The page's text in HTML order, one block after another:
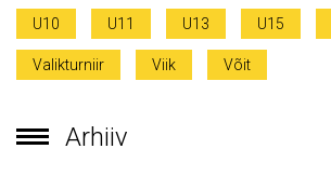
U10 U11 U13 U15
Valikturniir Viik Võit
Arhiiv